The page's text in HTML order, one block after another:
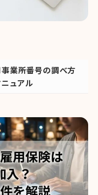
事業所番号の調べ方
ュアル